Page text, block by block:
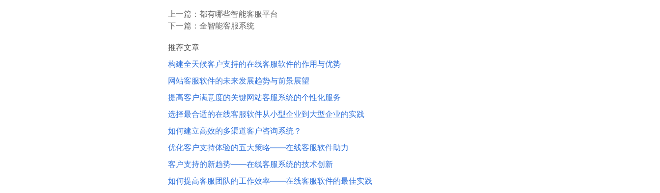
上一篇： 都有哪些智能客服平台
下一篇： 全智能客服系统
推荐文章
构建全天候客户支持的在线客服软件的作用与优势
网站客服软件的未来发展趋势与前景展望
提高客户满意度的关键网站客服系统的个性化服务
选择最合适的在线客服软件从小型企业到大型企业的实践
如何建立高效的多渠道客户咨询系统？
优化客户支持体验的五大策略——在线客服软件助力
客户支持的新趋势——在线客服系统的技术创新
如何提高客服团队的工作效率——在线客服软件的最佳实践